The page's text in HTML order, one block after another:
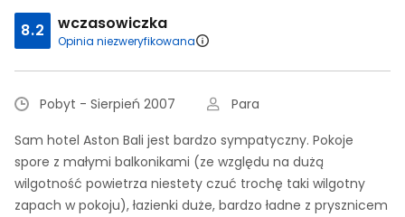
8.2 wczasowiczka
Opinia niezweryfikowana
Pobyt - Sierpień 2007
Para
Sam hotel Aston Bali jest bardzo sympatyczny. Pokoje
spore z małymi balkonikami (ze względu na dużą
wilgotność powietrza niestety czuć trochę taki wilgotny
zapach w pokoju), łazienki duże, bardzo ładne z prysznicem